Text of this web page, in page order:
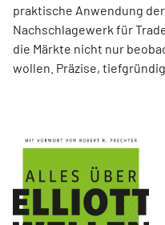
praktische Anwendung
Nachschlagewerk für
die Märkte nicht nur
wollen. Präzise,